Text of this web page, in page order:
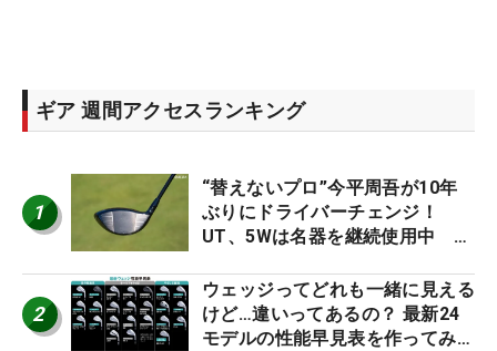
ギア 週間アクセスランキング
1
“替えないプロ”今平周吾が10年
ぶりにドライバーチェンジ！
UT、5Wは名器を継続使用中 #
2
ウェッジってどれも一緒に見える
けど…違いってあるの？ 最新24
モデルの性能早見表を作ってみ